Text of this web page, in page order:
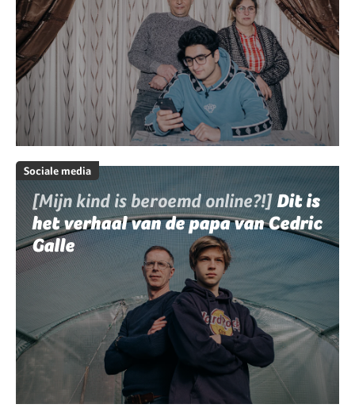
Sociale media
[Mijn kind is beroemd online?!] Dit is
het verhaal van de papa van Cedric
Galle